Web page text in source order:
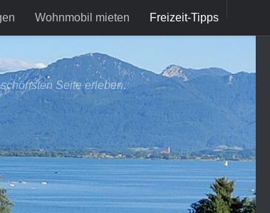
Wohnmobil mieten Freizeit-Tipps
Seite erleben.